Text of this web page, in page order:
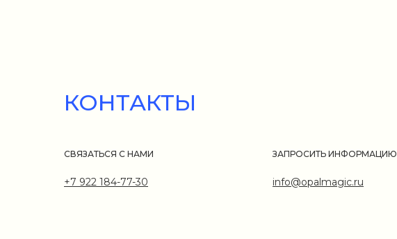
КОНТАКТЫ
info@opalmagic.ru
+7 922 184-77-30
СВЯЗАТЬСЯ С НАМИ ЗАПРОСИТЬ ИНФОРМАЦИЮ